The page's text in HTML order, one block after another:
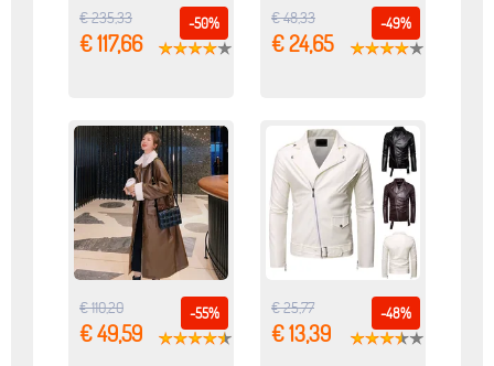
-50%
€ 235,33
€ 117,66
-49%
€ 48,33
€ 24,65
-55%
€ 110,20
€ 49,59
-48%
€ 25,77
€ 13,39